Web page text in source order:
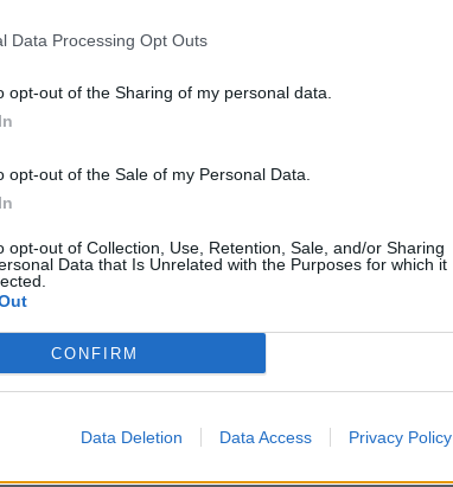
Data Processing Opt Outs
opt-out of the Sharing of my personal data.
opt-out of the Sale of my Personal Data.
opt-out of Collection, Use, Retention, Sale, and/or Sharing
Data that Is Unrelated with the Purposes for which it
CONFIRM
Data Deletion Data Access Privacy Policy
dans ma vie
Toi qui me rassure